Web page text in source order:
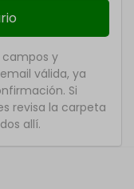
y
válida, ya
Si
revisa la carpeta
allí.